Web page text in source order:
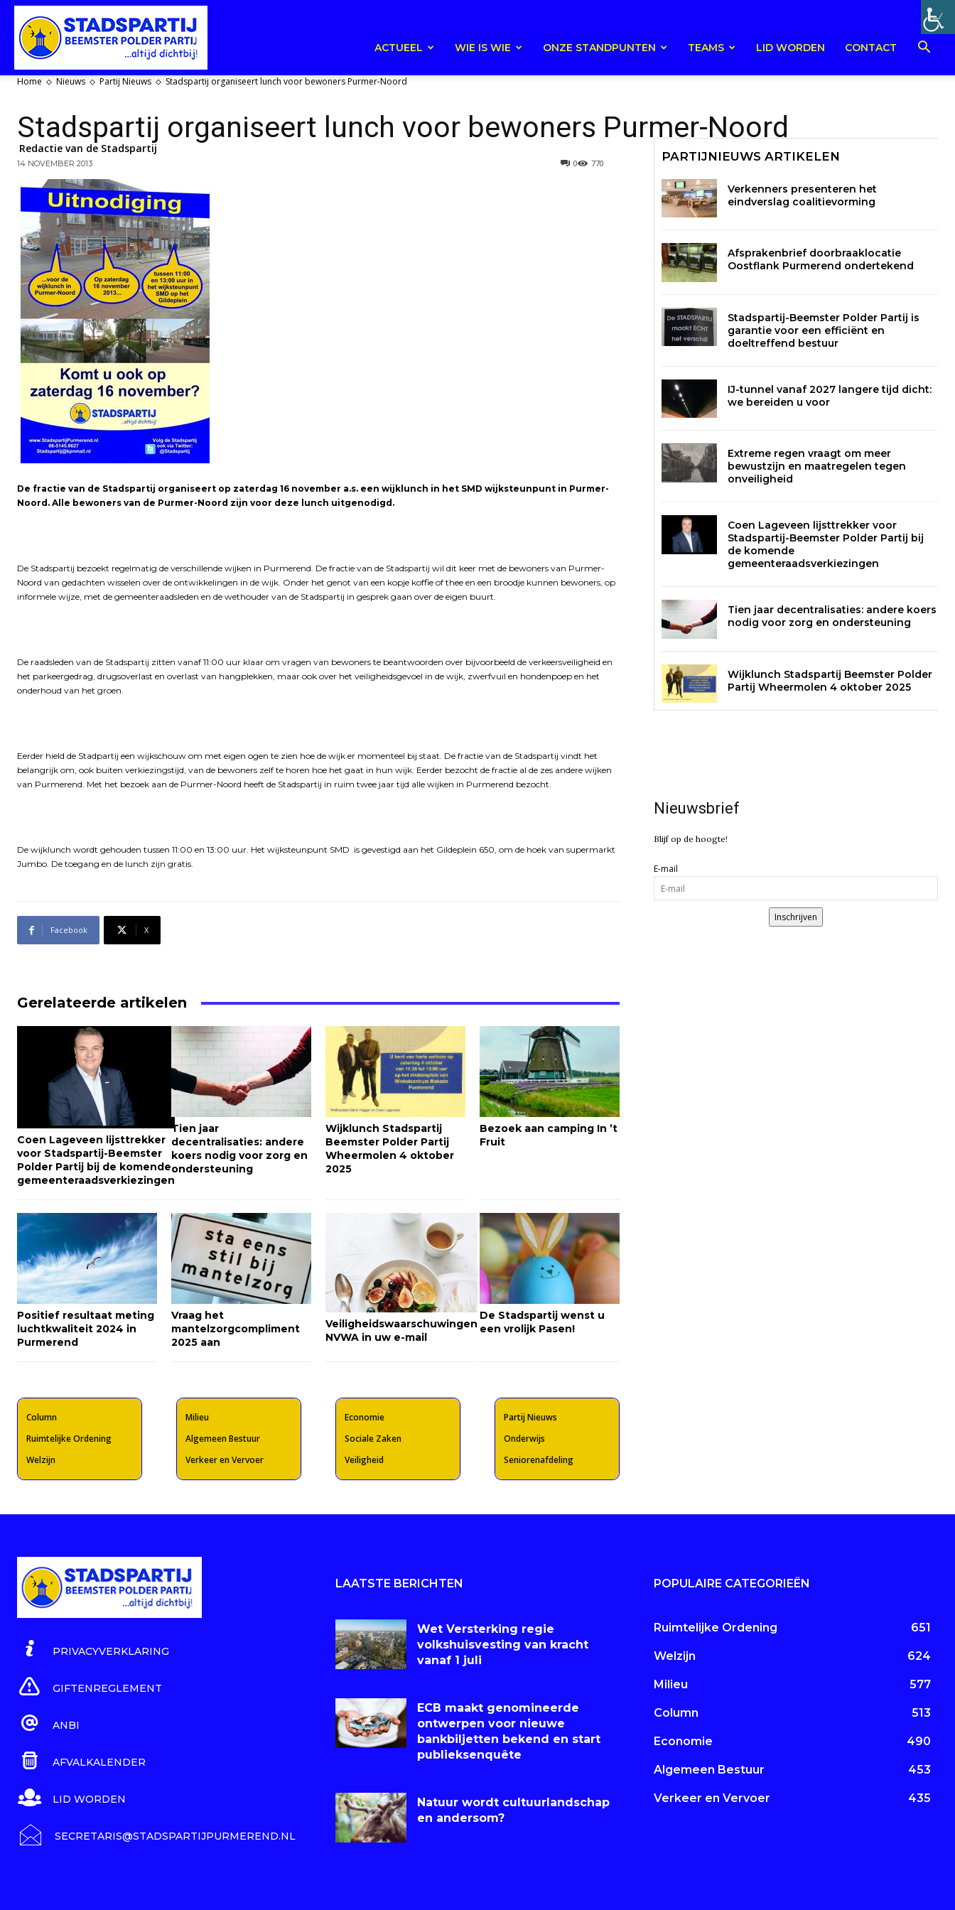
Polderpartij
ACTUEEL WIE IS WIE ONZE STANDPUNTEN TEAMS LID WORDEN CONTACT
Home Nieuws Partij Nieuws Stadspartij organiseert lunch voor bewoners Purmer-Noord
Stadspartij organiseert lunch voor bewoners Purmer-Noord
Redactie van de Stadspartij
14 NOVEMBER 2013 770
0
De fractie van de Stadspartij organiseert op zaterdag 16 november a.s. een wijklunch in het SMD wijksteunpunt in Purmer-
Noord. Alle bewoners van de Purmer-Noord zijn voor deze lunch uitgenodigd.
De Stadspartij bezoekt regelmatig de verschillende wijken in Purmerend. De fractie van de Stadspartij wil dit keer met de bewoners van Purmer-
Noord van gedachten wisselen over de ontwikkelingen in de wijk. Onder het genot van een kopje koffie of thee en een broodje kunnen bewoners, op
informele wijze, met de gemeenteraadsleden en de wethouder van de Stadspartij in gesprek gaan over de eigen buurt.
De raadsleden van de Stadspartij zitten vanaf 11:00 uur klaar om vragen van bewoners te beantwoorden over bijvoorbeeld de verkeersveiligheid en
het parkeergedrag, drugsoverlast en overlast van hangplekken, maar ook over het veiligheidsgevoel in de wijk, zwerfvuil en hondenpoep en het
onderhoud van het groen.
Eerder hield de Stadpartij een wijkschouw om met eigen ogen te zien hoe de wijk er momenteel bij staat. De fractie van de Stadspartij vindt het
belangrijk om, ook buiten verkiezingstijd, van de bewoners zelf te horen hoe het gaat in hun wijk. Eerder bezocht de fractie al de zes andere wijken
van Purmerend. Met het bezoek aan de Purmer-Noord heeft de Stadspartij in ruim twee jaar tijd alle wijken in Purmerend bezocht.
De wijklunch wordt gehouden tussen 11:00 en 13:00 uur. Het wijksteunpunt SMD is gevestigd aan het Gildeplein 650, om de hoek van supermarkt
Jumbo. De toegang en de lunch zijn gratis.
Facebook X
Gerelateerde artikelen
Coen Lageveen lijsttrekker
voor Stadspartij-Beemster
Polder Partij bij de komende
gemeenteraadsverkiezingen
Tien jaar
decentralisaties: andere
koers nodig voor zorg en
ondersteuning
Wijklunch Stadspartij
Beemster Polder Partij
Wheermolen 4 oktober
2025
Bezoek aan camping In ’t
Fruit
Positief resultaat meting
luchtkwaliteit 2024 in
Purmerend
Vraag het
mantelzorgcompliment
2025 aan
Veiligheidswaarschuwingen
NVWA in uw e-mail
De Stadspartij wenst u
een vrolijk Pasen!
Column
Ruimtelijke Ordening
Welzijn
Milieu
Algemeen Bestuur
Verkeer en Vervoer
Economie
Sociale Zaken
Veiligheid
Partij Nieuws
Onderwijs
Seniorenafdeling
PARTIJNIEUWS ARTIKELEN
Verkenners presenteren het
eindverslag coalitievorming
Afsprakenbrief doorbraaklocatie
Oostflank Purmerend ondertekend
Stadspartij-Beemster Polder Partij is
garantie voor een efficiënt en
doeltreffend bestuur
IJ-tunnel vanaf 2027 langere tijd dicht:
we bereiden u voor
Extreme regen vraagt om meer
bewustzijn en maatregelen tegen
onveiligheid
Coen Lageveen lijsttrekker voor
Stadspartij-Beemster Polder Partij bij
de komende
gemeenteraadsverkiezingen
Tien jaar decentralisaties: andere koers
nodig voor zorg en ondersteuning
Wijklunch Stadspartij Beemster Polder
Partij Wheermolen 4 oktober 2025
Nieuwsbrief
Blijf op de hoogte!
E-mail
Inschrijven
PRIVACYVERKLARING
GIFTENREGLEMENT
ANBI
AFVALKALENDER
LID WORDEN
SECRETARIS@STADSPARTIJPURMEREND.NL
LAATSTE BERICHTEN
Wet Versterking regie
volkshuisvesting van kracht
vanaf 1 juli
ECB maakt genomineerde
ontwerpen voor nieuwe
bankbiljetten bekend en start
publieksenquête
Natuur wordt cultuurlandschap
en andersom?
POPULAIRE CATEGORIEËN
Ruimtelijke Ordening 651
Welzijn 624
Milieu 577
Column 513
Economie 490
Algemeen Bestuur 453
Verkeer en Vervoer 435